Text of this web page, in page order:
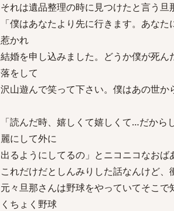
それは遺品整理の時に見つけたと言う
「僕はあなたより先に行きます。あな
惹かれ
結婚を申し込みました。どうか僕が死
落をして
沢山遊んで笑って下さい。僕はあの世
「読んだ時、嬉しくて嬉しくて…だか
麗にして外に
出るようにしてるの」とニコニコなおば
これだけだとしんみりした話なんけど、
元々旦那さんは野球をやっていてそこ
くちょく野球